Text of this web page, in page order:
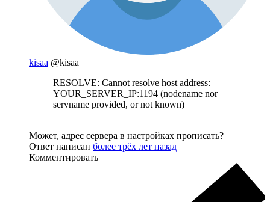
kisaa @kisaa
RESOLVE: Cannot resolve host address:
YOUR_SERVER_IP:1194 (nodename nor
servname provided, or not known)
Может, адрес сервера в настройках прописать?
Ответ написан более трёх лет назад
Комментировать